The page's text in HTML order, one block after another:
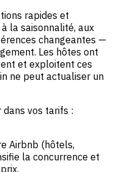
rapides et
la saisonnalité, aux
changeantes —
Les hôtes ont
et exploitent ces
ne peut actualiser un
vos tarifs :
Airbnb (hôtels,
la concurrence et